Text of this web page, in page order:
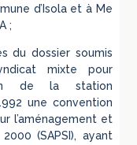
d’Isola et à Me
;
du dossier soumis
mixte pour
de la station
une convention
l’aménagement et
(SAPSI), ayant